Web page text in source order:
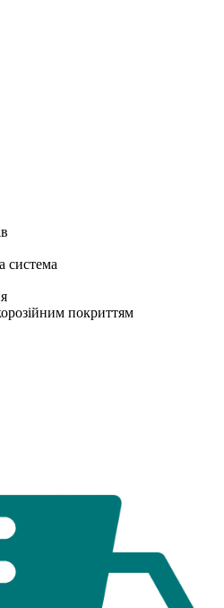
система
покриттям